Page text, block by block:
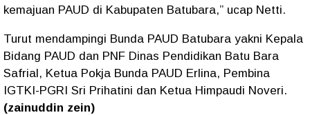
kemajuan PAUD di Kabupaten Batubara,” ucap Netti.
Turut mendampingi Bunda PAUD Batubara yakni Kepala
Bidang PAUD dan PNF Dinas Pendidikan Batu Bara
Safrial, Ketua Pokja Bunda PAUD Erlina, Pembina
IGTKI-PGRI Sri Prihatini dan Ketua Himpaudi Noveri.
(zainuddin zein)